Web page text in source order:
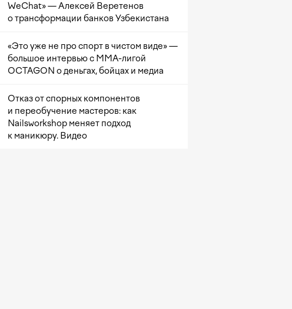
WeChat» — Алексей Веретенов
о трансформации банков Узбекистана
«Это уже не про спорт в чистом виде» —
большое интервью с ММА-лигой
OCTAGON о деньгах, бойцах и медиа
Отказ от спорных компонентов
и переобучение мастеров: как
Nailsworkshop меняет подход
к маникюру. Видео